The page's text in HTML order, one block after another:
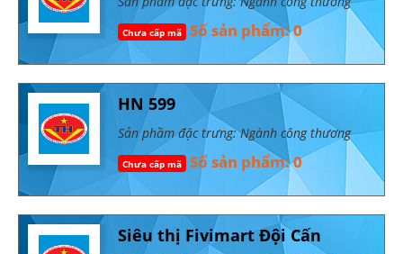
Chưa cấp mã Số sản phẩm: 0
HN 599
Sản phầm đặc trưng: Ngành công thương
Chưa cấp mã Số sản phẩm: 0
Siêu thị Fivimart Đội Cấn